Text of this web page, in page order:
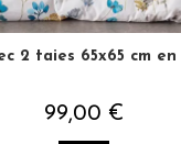
2 taies 65x65 cm en
99,00 €